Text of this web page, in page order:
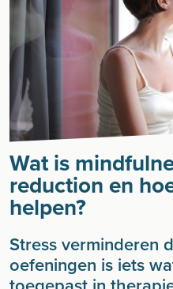
Wat is
reduction en
helpen?
Stress verminderen
oefeningen is iets